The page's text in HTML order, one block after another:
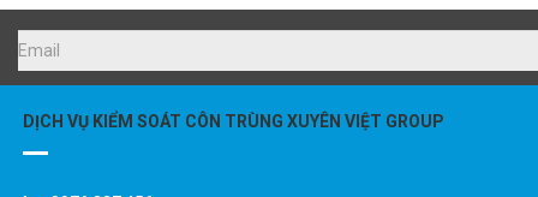
DỊCH VỤ KIỂM SOÁT CÔN TRÙNG XUYÊN VIỆT GROUP